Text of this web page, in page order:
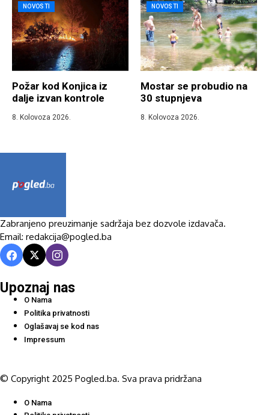
NOVOSTI
Požar kod Konjica iz
dalje izvan kontrole
8. Kolovoza 2026.
NOVOSTI
Mostar se probudio na
30 stupnjeva
8. Kolovoza 2026.
Zabranjeno preuzimanje sadržaja bez dozvole izdavača.
Email: redakcija@pogled.ba
Upoznaj nas
O Nama
Politika privatnosti
Oglašavaj se kod nas
Impressum
© Copyright 2025 Pogled.ba. Sva prava pridržana
O Nama